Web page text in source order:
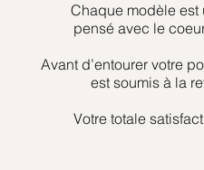
Chaque modèle est
pensé avec le
Avant d’entourer votre
est soumis à la
Votre totale